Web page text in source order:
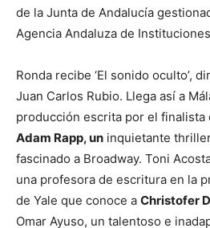
de la Junta de Andalucía
Agencia Andaluza de
Ronda recibe ‘El sonido oculto’,
Juan Carlos Rubio. Llega así a
producción escrita por el finalista
Adam Rapp, un inquietante
fascinado a Broadway. Toni
una profesora de escritura en la
de Yale que conoce a Christofer
Omar Ayuso, un talentoso e